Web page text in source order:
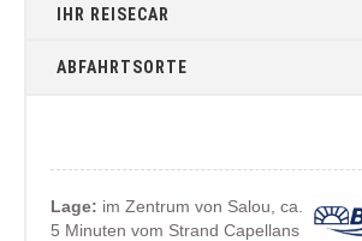
IHR REISECAR
ABFAHRTSORTE
Lage: im Zentrum von Salou, ca.
5 Minuten vom Strand Capellans